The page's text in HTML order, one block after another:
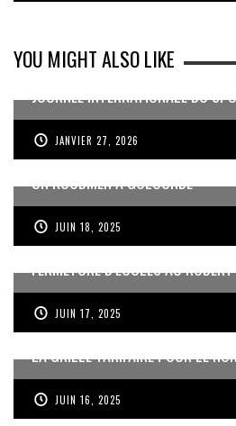
YOU MIGHT ALSO LIKE
JOURNÉE INTERNATIONALE DU
JANVIER 27, 2026
UN KOUDMEN À GOLCONDE
JUIN 18, 2025
FERMETURE D’ÉCOLES AU ROBERT
JUIN 17, 2025
LA GRILLE TARIFAIRE POUR LE
JUIN 16, 2025